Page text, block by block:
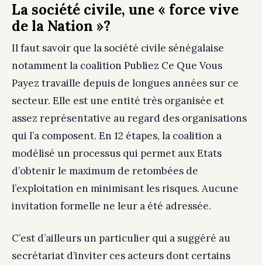
La société civile, une « force vive
de la Nation »?
Il faut savoir que la société civile sénégalaise
notamment la coalition Publiez Ce Que Vous
Payez travaille depuis de longues années sur ce
secteur. Elle est une entité très organisée et
assez représentative au regard des organisations
qui l’a composent. En 12 étapes, la coalition a
modélisé un processus qui permet aux Etats
d’obtenir le maximum de retombées de
l’exploitation en minimisant les risques. Aucune
invitation formelle ne leur a été adressée.
C’est d’ailleurs un particulier qui a suggéré au
secrétariat d’inviter ces acteurs dont certains